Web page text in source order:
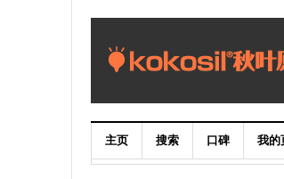
主页 搜索 口碑 我的